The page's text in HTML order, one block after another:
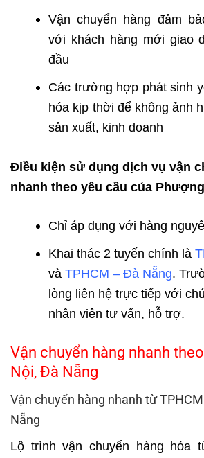
Vận chuyển hàng đảm
với khách hàng mới giao
đầu
Các trường hợp phát sinh
hóa kịp thời để không ảnh
sản xuất, kinh doanh
Điều kiện sử dụng dịch vụ vận
nhanh theo yêu cầu của
Chỉ áp dụng với hàng
Khai thác 2 tuyến chính là
vàTPHCM – Đà Nẵng.
lòng liên hệ trực tiếp với
nhân viên tư vấn, hỗ trợ.
Vận chuyển hàng nhanh
Nội, Đà Nẵng
Vận chuyển hàng nhanh từ
Nẵng
Lộ trình vận chuyển hàng hóa